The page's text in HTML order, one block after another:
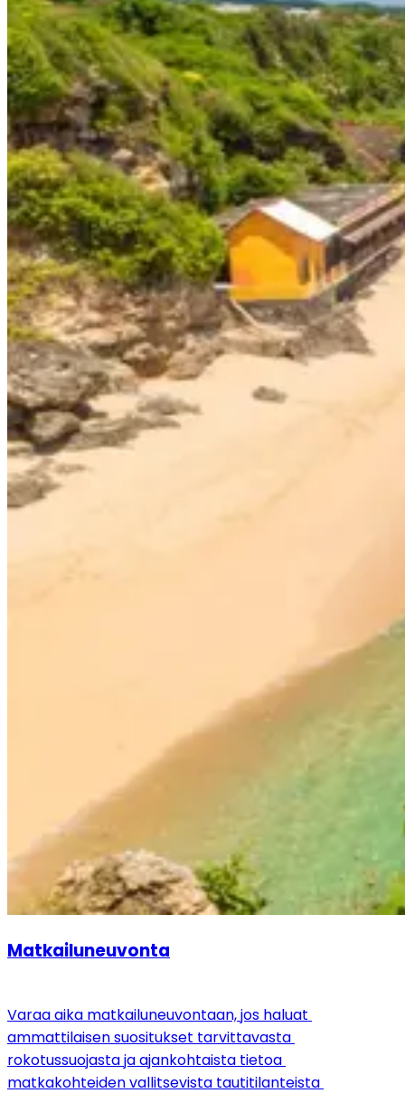
Matkailuneuvonta
Varaa aika matkailuneuvontaan, jos haluat
ammattilaisen suositukset tarvittavasta
rokotussuojasta ja ajankohtaista tietoa
matkakohteiden vallitsevista tautitilanteista